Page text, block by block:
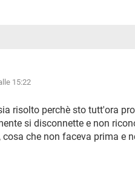
15:22
risolto perchè sto tutt'ora
si disconnette e non
cosa che non faceva prima e